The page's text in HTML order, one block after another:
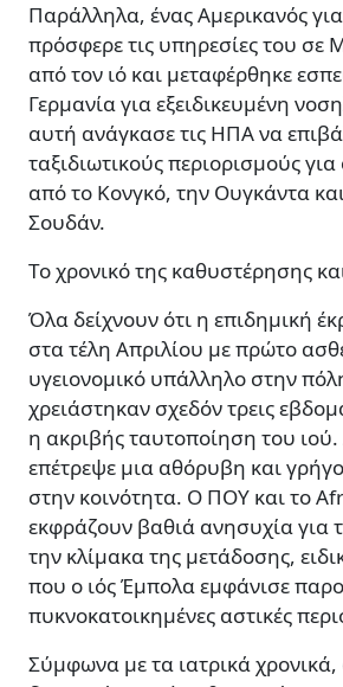
Παράλληλα, ένας Αμερικανός
πρόσφερε τις υπηρεσίες του
από τον ιό και μεταφέρθηκε
Γερμανία για εξειδικευμένη
αυτή ανάγκασε τις ΗΠΑ να
ταξιδιωτικούς περιορισμούς
από το Κονγκό, την Ουγκάντα
Σουδάν.
Το χρονικό της καθυστέρησης
Όλα δείχνουν ότι η επιδημική
στα τέλη Απριλίου με πρώτο
υγειονομικό υπάλληλο στην
χρειάστηκαν σχεδόν τρεις
η ακριβής ταυτοποίηση του
επέτρεψε μια αθόρυβη και
στην κοινότητα. Ο ΠΟΥ και το
εκφράζουν βαθιά ανησυχία για
την κλίμακα της μετάδοσης,
που ο ιός Έμπολα εμφάνισε
πυκνοκατοικημένες αστικές
Σύμφωνα με τα ιατρικά